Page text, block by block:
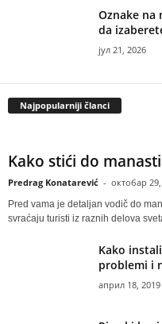
Oznake na
da
јул 21, 2026
Najpopularniji članci
Kako stići do
Predrag Konatarević - октобар
Pred vama je detaljan vodič do
svraćaju turisti iz raznih delova
Kako
problemi i
април 18, 2019